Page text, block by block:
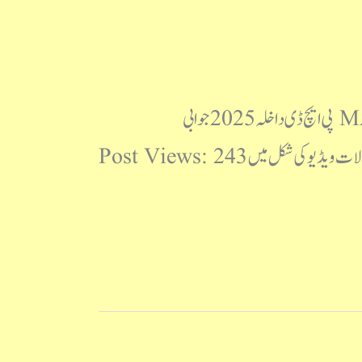
مولانا آزاد نیشنل اردو یونیورسٹی پی ایچ ڈی داخلہ 2025 سوالنامہ MANUU PhD 2025 Question Paper پی ایچ ڈی داخلہ 2025 جوابی